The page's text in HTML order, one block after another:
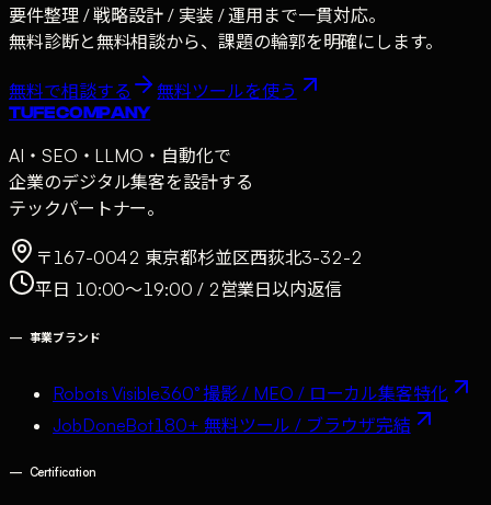
要件整理 / 戦略設計 / 実装 / 運用まで一貫対応。
無料診断と無料相談から、課題の輪郭を明確にします。
無料で相談する 無料ツールを使う
TUFE COMPANY
AI・SEO・LLMO・自動化で
企業のデジタル集客を設計する
テックパートナー。
〒167-0042 東京都杉並区西荻北3-32-2
平日 10:00〜19:00 / 2営業日以内返信
— 事業ブランド
Robots Visible360° 撮影 / MEO / ローカル集客特化
JobDoneBot180+ 無料ツール / ブラウザ完結
— Certification